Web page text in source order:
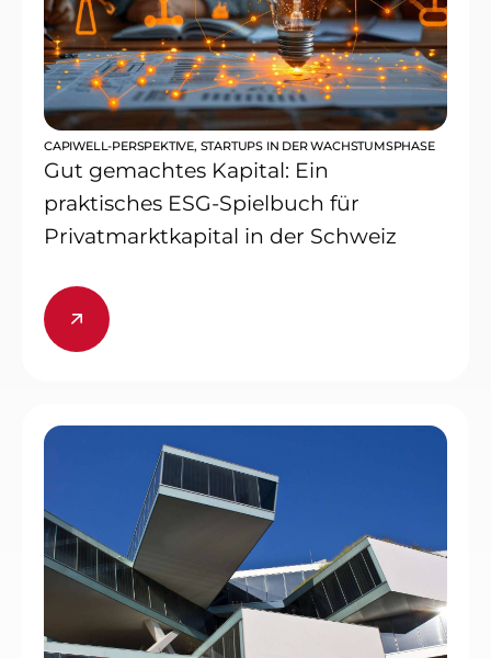
CAPIWELL-PERSPEKTIVE, STARTUPS IN DER WACHSTUMSPHASE
Gut gemachtes Kapital: Ein
praktisches ESG-Spielbuch für
Privatmarktkapital in der Schweiz